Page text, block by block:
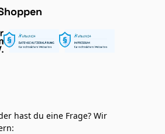
hast du eine Frage? Wir